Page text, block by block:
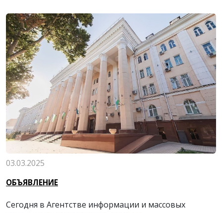
03.03.2025
ОБЪЯВЛЕНИЕ
Сегодня в Агентстве информации и массовых